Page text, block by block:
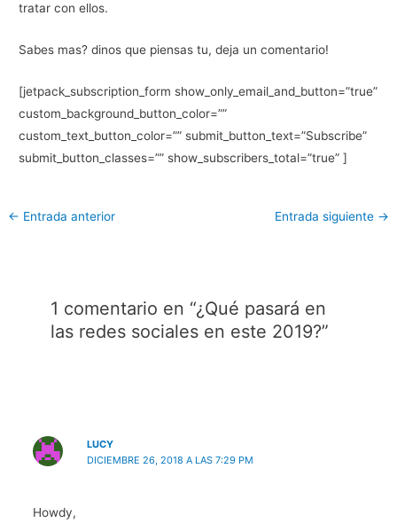
tratar con ellos.
Sabes mas? dinos que piensas tu, deja un comentario!
[jetpack_subscription_form show_only_email_and_button=”true”
custom_background_button_color=””
custom_text_button_color=”” submit_button_text=”Subscribe”
submit_button_classes=”” show_subscribers_total=”true” ]
← Entrada anterior Entrada siguiente →
1 comentario en “¿Qué pasará en
las redes sociales en este 2019?”
LUCY
DICIEMBRE 26, 2018 A LAS 7:29 PM
Howdy,